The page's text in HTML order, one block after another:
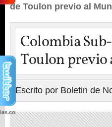
de Toulon previo al
Colombia
Toulon
Escrito por Boletin de
wp-